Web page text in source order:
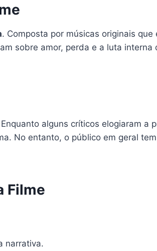
. Composta por músicas originais
sobre amor, perda e a luta
alguns críticos elogiaram a
No entanto, o público em geral
Filme
narrativa.